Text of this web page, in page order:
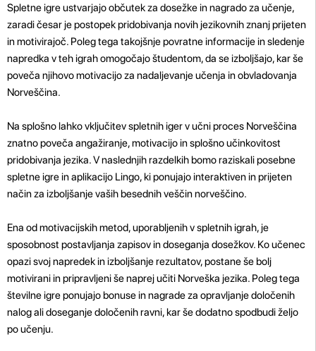
Spletne igre ustvarjajo občutek za dosežke in nagrado za učenje,
zaradi česar je postopek pridobivanja novih jezikovnih znanj prijeten
in motivirajoč. Poleg tega takojšnje povratne informacije in sledenje
napredka v teh igrah omogočajo študentom, da se izboljšajo, kar še
poveča njihovo motivacijo za nadaljevanje učenja in obvladovanja
Norveščina.
Na splošno lahko vključitev spletnih iger v učni proces Norveščina
znatno poveča angažiranje, motivacijo in splošno učinkovitost
pridobivanja jezika. V naslednjih razdelkih bomo raziskali posebne
spletne igre in aplikacijo Lingo, ki ponujajo interaktiven in prijeten
način za izboljšanje vaših besednih veščin norveščino.
Ena od motivacijskih metod, uporabljenih v spletnih igrah, je
sposobnost postavljanja zapisov in doseganja dosežkov. Ko učenec
opazi svoj napredek in izboljšanje rezultatov, postane še bolj
motivirani in pripravljeni še naprej učiti Norveška jezika. Poleg tega
številne igre ponujajo bonuse in nagrade za opravljanje določenih
nalog ali doseganje določenih ravni, kar še dodatno spodbudi željo
po učenju.